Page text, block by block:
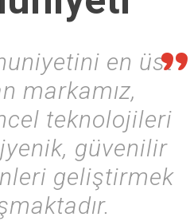
en üst
markamız,
teknolojileri
güvenilir
geliştirmek